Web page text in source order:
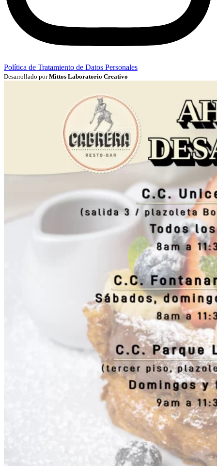
Política de Tratamiento de Datos Personales
Desarrollado porMittos Laboratorio Creativo